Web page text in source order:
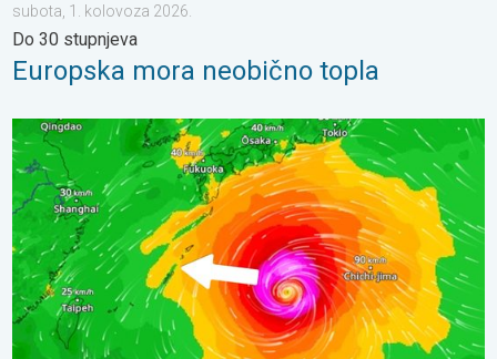
subota, 1. kolovoza 2026.
Do 30 stupnjeva
Europska mora neobično topla
Japan se priprema za tajfun Dolphin. Strah od klizišta. . .